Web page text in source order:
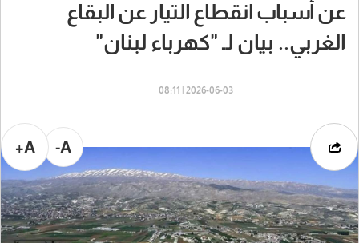
عن أسباب انقطاع التيار عن البقاع
الغربي.. بيان لـ "كهرباء لبنان"
2026-06-03 | 08:11
A-
A+